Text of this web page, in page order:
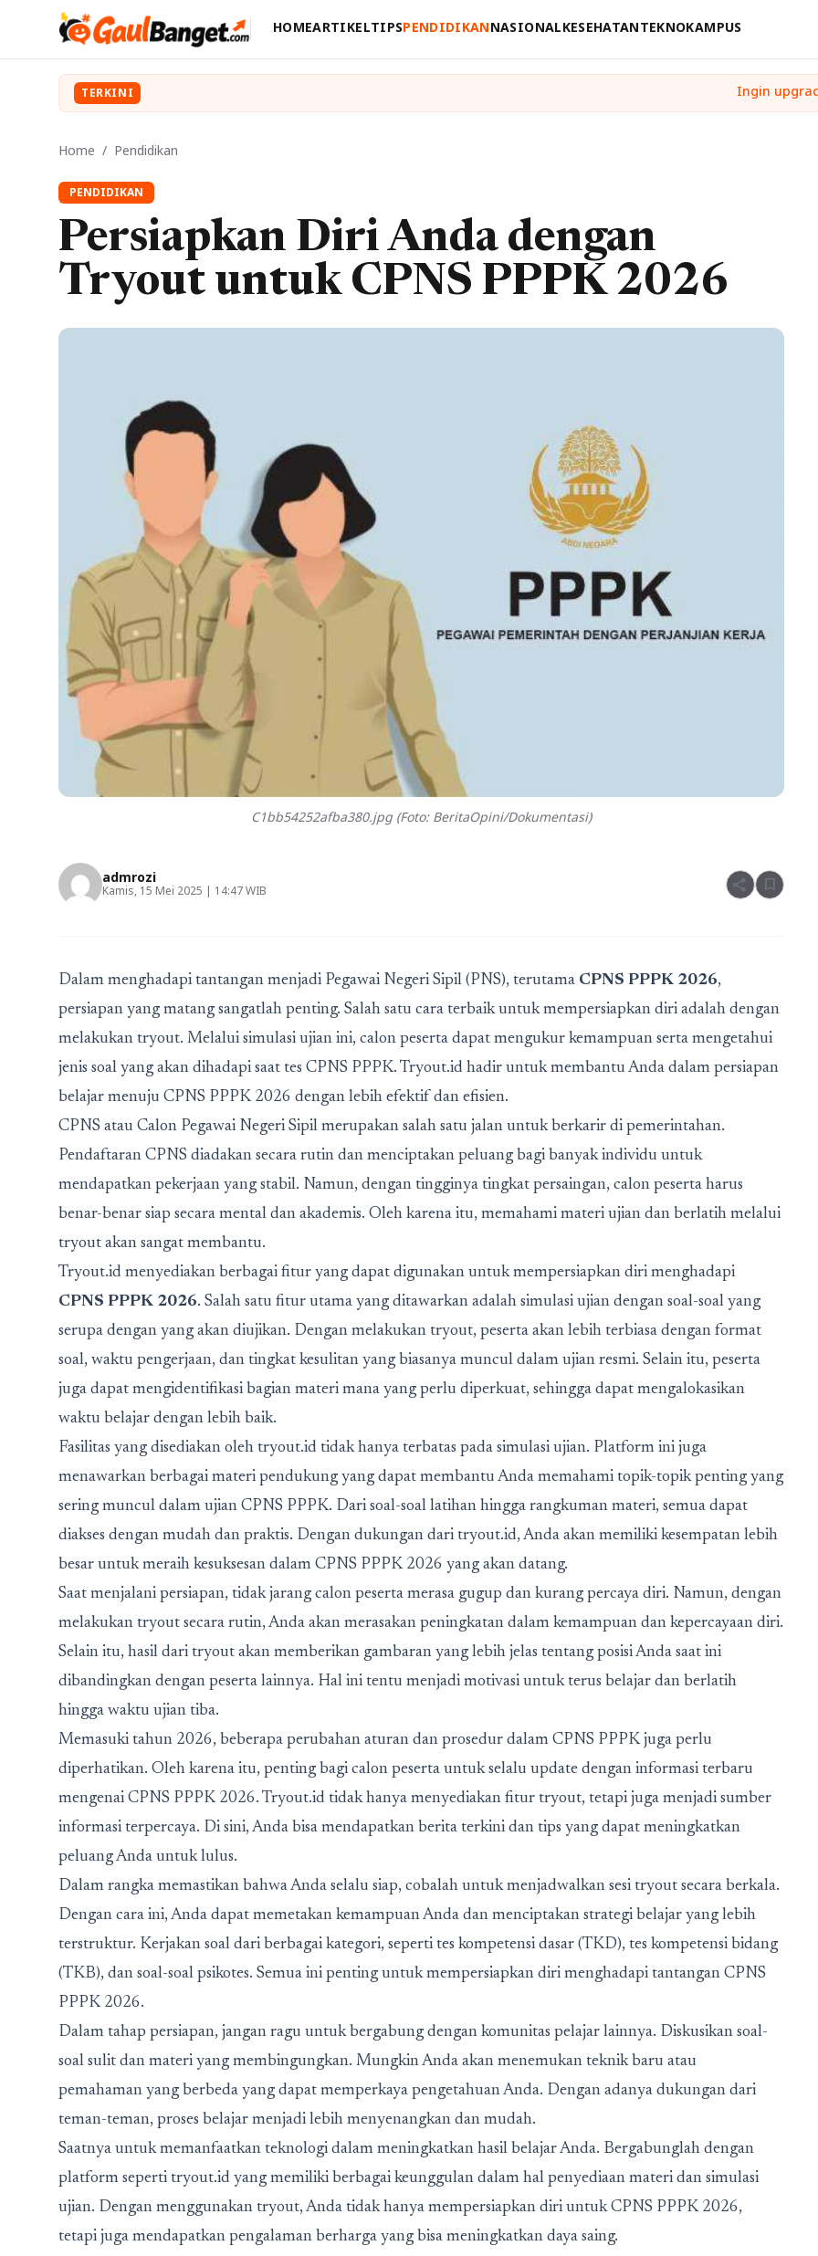
HOMEARTIKELTIPSPENDIDIKANNASIONALKESEHATANTEKNOKAMPUS
TERKINI
Home / Pendidikan
PENDIDIKAN
Persiapkan Diri Anda dengan
Tryout untuk CPNS PPPK 2026
C1bb54252afba380.jpg (Foto: BeritaOpini/Dokumentasi)
admrozi
Kamis, 15 Mei 2025 | 14:47 WIB share bookmark
Dalam menghadapi tantangan menjadi Pegawai Negeri Sipil (PNS), terutama CPNS PPPK 2026,
persiapan yang matang sangatlah penting. Salah satu cara terbaik untuk mempersiapkan diri adalah dengan
melakukan tryout. Melalui simulasi ujian ini, calon peserta dapat mengukur kemampuan serta mengetahui
jenis soal yang akan dihadapi saat tes CPNS PPPK. Tryout.id hadir untuk membantu Anda dalam persiapan
belajar menuju CPNS PPPK 2026 dengan lebih efektif dan efisien.
CPNS atau Calon Pegawai Negeri Sipil merupakan salah satu jalan untuk berkarir di pemerintahan.
Pendaftaran CPNS diadakan secara rutin dan menciptakan peluang bagi banyak individu untuk
mendapatkan pekerjaan yang stabil. Namun, dengan tingginya tingkat persaingan, calon peserta harus
benar-benar siap secara mental dan akademis. Oleh karena itu, memahami materi ujian dan berlatih melalui
tryout akan sangat membantu.
Tryout.id menyediakan berbagai fitur yang dapat digunakan untuk mempersiapkan diri menghadapi
CPNS PPPK 2026. Salah satu fitur utama yang ditawarkan adalah simulasi ujian dengan soal-soal yang
serupa dengan yang akan diujikan. Dengan melakukan tryout, peserta akan lebih terbiasa dengan format
soal, waktu pengerjaan, dan tingkat kesulitan yang biasanya muncul dalam ujian resmi. Selain itu, peserta
juga dapat mengidentifikasi bagian materi mana yang perlu diperkuat, sehingga dapat mengalokasikan
waktu belajar dengan lebih baik.
Fasilitas yang disediakan oleh tryout.id tidak hanya terbatas pada simulasi ujian. Platform ini juga
menawarkan berbagai materi pendukung yang dapat membantu Anda memahami topik-topik penting yang
sering muncul dalam ujian CPNS PPPK. Dari soal-soal latihan hingga rangkuman materi, semua dapat
diakses dengan mudah dan praktis. Dengan dukungan dari tryout.id, Anda akan memiliki kesempatan lebih
besar untuk meraih kesuksesan dalam CPNS PPPK 2026 yang akan datang.
Saat menjalani persiapan, tidak jarang calon peserta merasa gugup dan kurang percaya diri. Namun, dengan
melakukan tryout secara rutin, Anda akan merasakan peningkatan dalam kemampuan dan kepercayaan diri.
Selain itu, hasil dari tryout akan memberikan gambaran yang lebih jelas tentang posisi Anda saat ini
dibandingkan dengan peserta lainnya. Hal ini tentu menjadi motivasi untuk terus belajar dan berlatih
hingga waktu ujian tiba.
Memasuki tahun 2026, beberapa perubahan aturan dan prosedur dalam CPNS PPPK juga perlu
diperhatikan. Oleh karena itu, penting bagi calon peserta untuk selalu update dengan informasi terbaru
mengenai CPNS PPPK 2026. Tryout.id tidak hanya menyediakan fitur tryout, tetapi juga menjadi sumber
informasi terpercaya. Di sini, Anda bisa mendapatkan berita terkini dan tips yang dapat meningkatkan
peluang Anda untuk lulus.
Dalam rangka memastikan bahwa Anda selalu siap, cobalah untuk menjadwalkan sesi tryout secara berkala.
Dengan cara ini, Anda dapat memetakan kemampuan Anda dan menciptakan strategi belajar yang lebih
terstruktur. Kerjakan soal dari berbagai kategori, seperti tes kompetensi dasar (TKD), tes kompetensi bidang
(TKB), dan soal-soal psikotes. Semua ini penting untuk mempersiapkan diri menghadapi tantangan CPNS
PPPK 2026.
Dalam tahap persiapan, jangan ragu untuk bergabung dengan komunitas pelajar lainnya. Diskusikan soal-
soal sulit dan materi yang membingungkan. Mungkin Anda akan menemukan teknik baru atau
pemahaman yang berbeda yang dapat memperkaya pengetahuan Anda. Dengan adanya dukungan dari
teman-teman, proses belajar menjadi lebih menyenangkan dan mudah.
Saatnya untuk memanfaatkan teknologi dalam meningkatkan hasil belajar Anda. Bergabunglah dengan
platform seperti tryout.id yang memiliki berbagai keunggulan dalam hal penyediaan materi dan simulasi
ujian. Dengan menggunakan tryout, Anda tidak hanya mempersiapkan diri untuk CPNS PPPK 2026,
tetapi juga mendapatkan pengalaman berharga yang bisa meningkatkan daya saing.